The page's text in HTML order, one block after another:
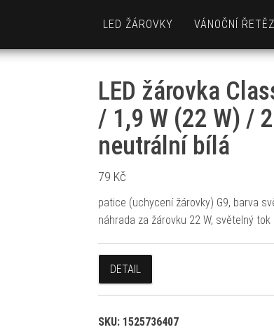
LED ŽÁROVKY VÁNOČNÍ
LED žárovka
/ 1,9 W (22 W) /
neutrální bílá
79 Kč
patice (uchycení žárovky) G9, barva
náhrada za žárovku 22 W, světelný
DETAIL
SKU: 1525736407